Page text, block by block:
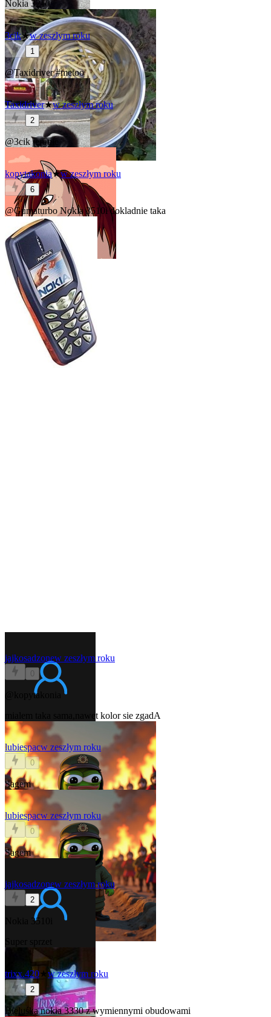
Nokia 3210
3cik★w zeszłym roku
1
@Taxidriver #metoo
Taxidriver★w zeszłym roku
2
@3cikjeronie
kopytakonia★w zeszłym roku
6
@GumaturboNokia 3510i dokladnie taka
jajkosadzonew zeszłym roku
0
@kopytakonia
mialem taka sama,nawet kolor sie zgadA
lubiespacw zeszłym roku
0
Sagem
lubiespacw zeszłym roku
0
Sagem
jajkosadzonew zeszłym roku
2
Nokia 3510i
trixx.420★w zeszłym roku
2
Bieluśka nokia 3330 z wymiennymi obudowami